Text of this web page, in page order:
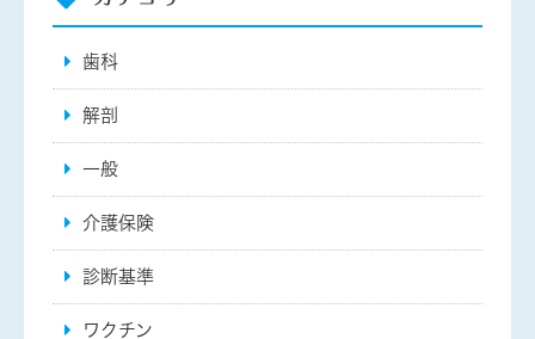
歯科
解剖
一般
介護保険
診断基準
ワクチン